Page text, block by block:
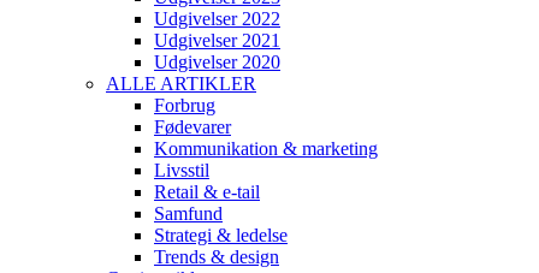
Udgivelser 2022
Udgivelser 2021
Udgivelser 2020
ALLE ARTIKLER
Forbrug
Fødevarer
Kommunikation & marketing
Livsstil
Retail & e-tail
Samfund
Strategi & ledelse
Trends & design